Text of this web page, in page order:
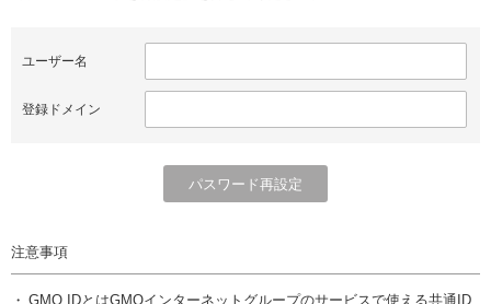
ユーザー名
登録ドメイン
注意事項
GMO IDとはGMOインターネットグループのサービスで使える共通ID